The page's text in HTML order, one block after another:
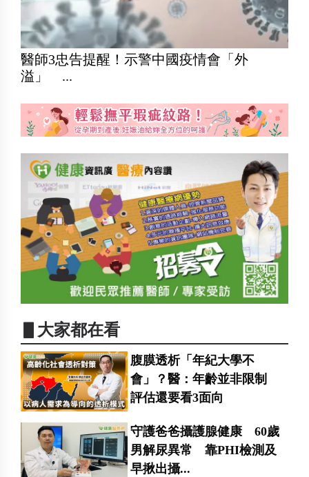
醫師3忠告提醒！示警中國疫情會「外
溢」 ...
▋大家都在看
腹膜透析「年紀大學不
會」？醫：年齡並非限制
評估還要看3面向
守護爸爸攝護腺健康 60歲
男解尿異常 靠PHI檢測及
早揪出攝...